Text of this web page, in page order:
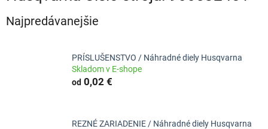
Najpredávanejšie
PRÍSLUŠENSTVO / Náhradné diely Husqvarna
Skladom v E-shope
od 0,02 €
REZNÉ ZARIADENIE / Náhradné diely Husqvarna